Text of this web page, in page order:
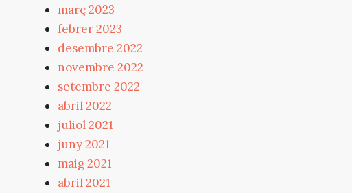
març 2023
febrer 2023
desembre 2022
novembre 2022
setembre 2022
abril 2022
juliol 2021
juny 2021
maig 2021
abril 2021